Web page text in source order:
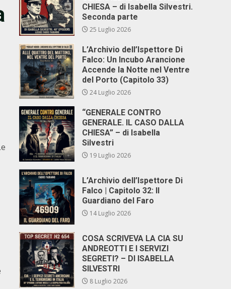
CHIESA – di Isabella Silvestri.
Seconda parte
25 Luglio 2026
L’Archivio dell’Ispettore Di
Falco: Un Incubo Arancione
Accende la Notte nel Ventre
del Porto (Capitolo 33)
24 Luglio 2026
“GENERALE CONTRO
GENERALE. IL CASO DALLA
CHIESA” – di Isabella
Silvestri
19 Luglio 2026
L’Archivio dell’Ispettore Di
Falco | Capitolo 32: Il
Guardiano del Faro
14 Luglio 2026
COSA SCRIVEVA LA CIA SU
ANDREOTTI E I SERVIZI
SEGRETI? – DI ISABELLA
SILVESTRI
8 Luglio 2026